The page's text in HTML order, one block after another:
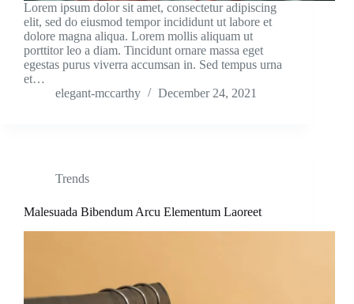
Lorem ipsum dolor sit amet, consectetur adipiscing
elit, sed do eiusmod tempor incididunt ut labore et
dolore magna aliqua. Lorem mollis aliquam ut
porttitor leo a diam. Tincidunt ornare massa eget
egestas purus viverra accumsan in. Sed tempus urna
et…
elegant-mccarthy
December 24, 2021
Trends
Malesuada Bibendum Arcu Elementum Laoreet